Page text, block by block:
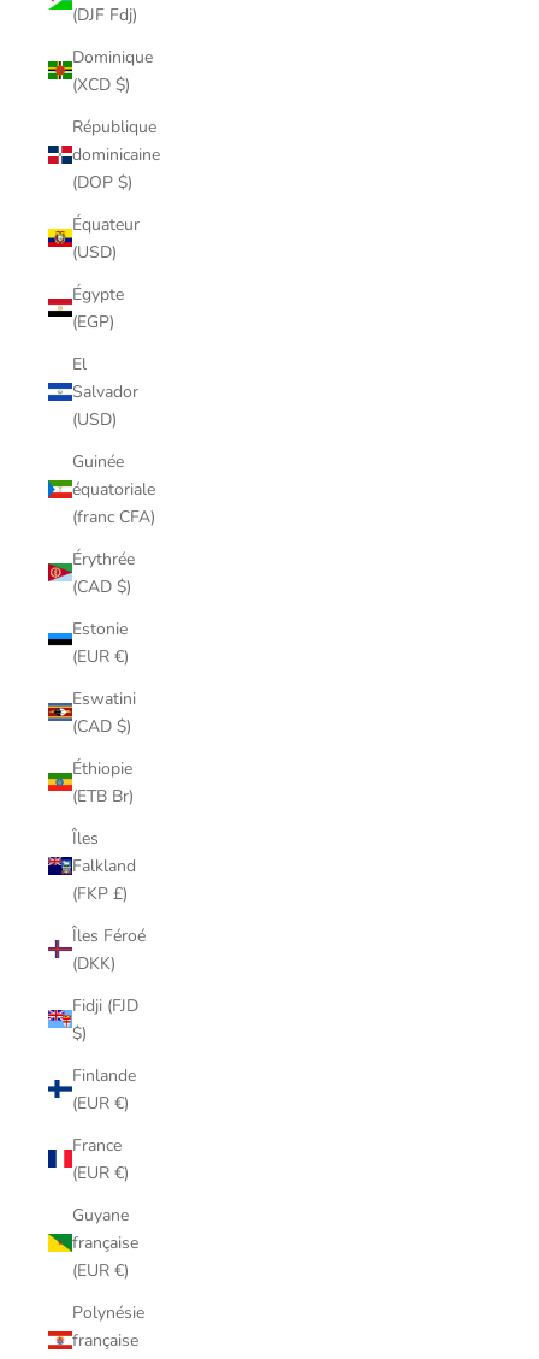
(DJF Fdj)
Dominique
(XCD $)
République
dominicaine
(DOP $)
Équateur
(USD)
Égypte
(EGP)
El
Salvador
(USD)
Guinée
équatoriale
(franc CFA)
Érythrée
(CAD $)
Estonie
(EUR €)
Eswatini
(CAD $)
Éthiopie
(ETB Br)
Îles
Falkland
(FKP £)
Îles Féroé
(DKK)
Fidji (FJD
$)
Finlande
(EUR €)
France
(EUR €)
Guyane
française
(EUR €)
Polynésie
française